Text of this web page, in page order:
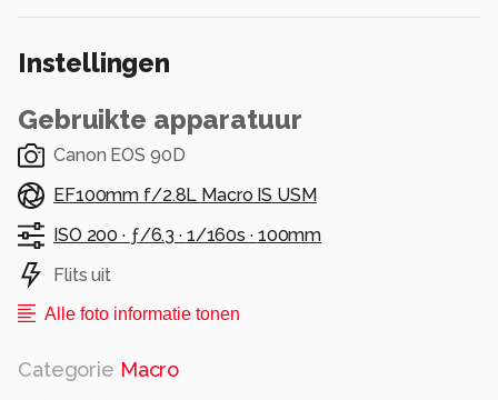
Instellingen
Gebruikte apparatuur
Canon EOS 90D
EF100mm f/2.8L Macro IS USM
ISO 200 · ƒ/6.3 · 1/160s · 100mm
Flits uit
Alle foto informatie tonen
Categorie Macro